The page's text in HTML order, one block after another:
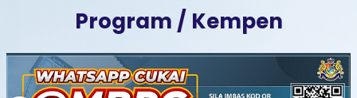
Program / Kempen